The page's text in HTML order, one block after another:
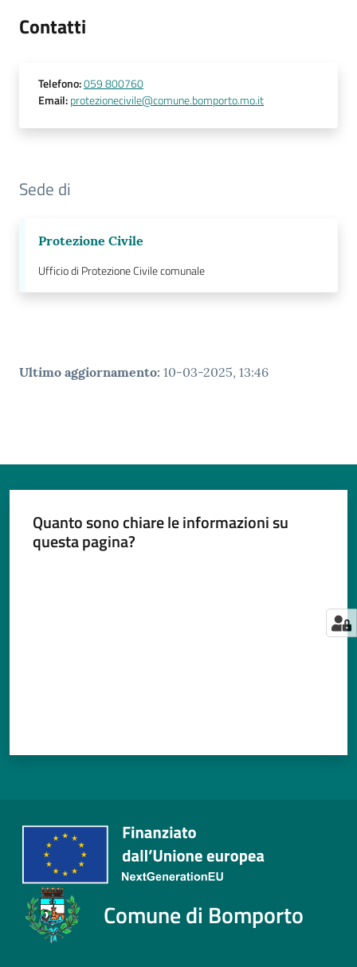
Contatti
Telefono:059 800760
Email:protezionecivile@comune.bomporto.mo.it
Sede di
Protezione Civile
Ufficio di Protezione Civile comunale
Ultimo aggiornamento: 10-03-2025, 13:46
Quanto sono chiare le informazioni su
questa pagina?
Comune di Bomporto